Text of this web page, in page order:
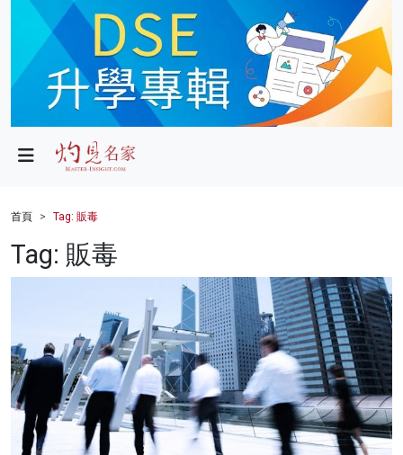
政局
財經
健康
科技
名家榜
首頁 Tag: 販毒
Tag: 販毒